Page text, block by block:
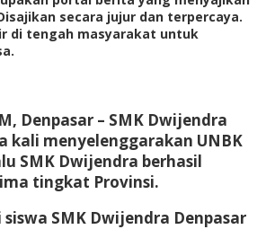
secara jujur dan terpercaya.
di tengah masyarakat untuk
Denpasar – SMK Dwijendra
kali menyelenggarakan UNBK
SMK Dwijendra berhasil
tingkat Provinsi.
SMK Dwijendra Denpasar